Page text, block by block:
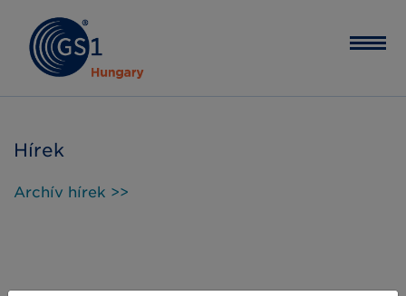
Hírek
Archív hírek >>